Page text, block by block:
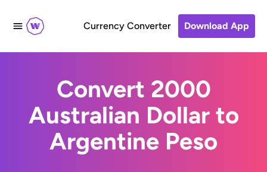
Currency Converter Download App
Convert 2000
Australian Dollar to
Argentine Peso